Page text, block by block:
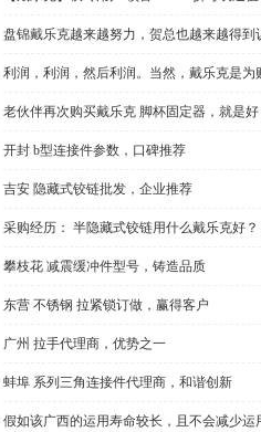
盘锦戴乐克越来越努力，贺总也越来越得到
利润，利润，然后利润。当然，戴乐克是为
老伙伴再次购买戴乐克 脚杯固定器，就是
开封 b型连接件参数，口碑推荐
吉安 隐藏式铰链批发，企业推荐
采购经历： 半隐藏式铰链用什么戴乐克好？
攀枝花 减震缓冲件型号，铸造品质
东营 不锈钢 拉紧锁订做，赢得客户
广州 拉手代理商，优势之一
蚌埠 系列三角连接件代理商，和谐创新
假如该广西的运用寿命较长，且不会减少